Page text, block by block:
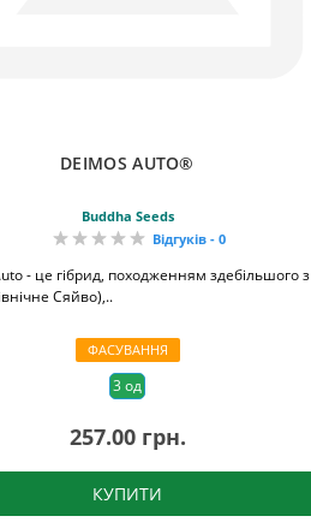
DEIMOS AUTO®
Buddha Seeds
Відгуків - 0
- це гібрид, походженням здебільшого з
Сяйво),..
ФАСУВАННЯ
3 од
257.00 грн.
КУПИТИ